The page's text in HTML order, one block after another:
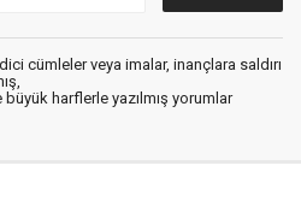
cümleler veya imalar, inançlara saldırı
harflerle yazılmış yorumlar